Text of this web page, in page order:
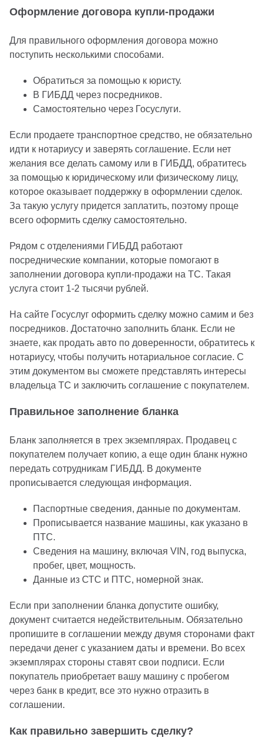
Оформление договора купли-продажи
Для правильного оформления договора можно
поступить несколькими способами.
Обратиться за помощью к юристу.
В ГИБДД через посредников.
Самостоятельно через Госуслуги.
Если продаете транспортное средство, не обязательно
идти к нотариусу и заверять соглашение. Если нет
желания все делать самому или в ГИБДД, обратитесь
за помощью к юридическому или физическому лицу,
которое оказывает поддержку в оформлении сделок.
За такую услугу придется заплатить, поэтому проще
всего оформить сделку самостоятельно.
Рядом с отделениями ГИБДД работают
посреднические компании, которые помогают в
заполнении договора купли-продажи на ТС. Такая
услуга стоит 1-2 тысячи рублей.
На сайте Госуслуг оформить сделку можно самим и без
посредников. Достаточно заполнить бланк. Если не
знаете, как продать авто по доверенности, обратитесь к
нотариусу, чтобы получить нотариальное согласие. С
этим документом вы сможете представлять интересы
владельца ТС и заключить соглашение с покупателем.
Правильное заполнение бланка
Бланк заполняется в трех экземплярах. Продавец с
покупателем получает копию, а еще один бланк нужно
передать сотрудникам ГИБДД. В документе
прописывается следующая информация.
Паспортные сведения, данные по документам.
Прописывается название машины, как указано в
ПТС.
Сведения на машину, включая VIN, год выпуска,
пробег, цвет, мощность.
Данные из СТС и ПТС, номерной знак.
Если при заполнении бланка допустите ошибку,
документ считается недействительным. Обязательно
пропишите в соглашении между двумя сторонами факт
передачи денег с указанием даты и времени. Во всех
экземплярах стороны ставят свои подписи. Если
покупатель приобретает вашу машину с пробегом
через банк в кредит, все это нужно отразить в
соглашении.
Как правильно завершить сделку?